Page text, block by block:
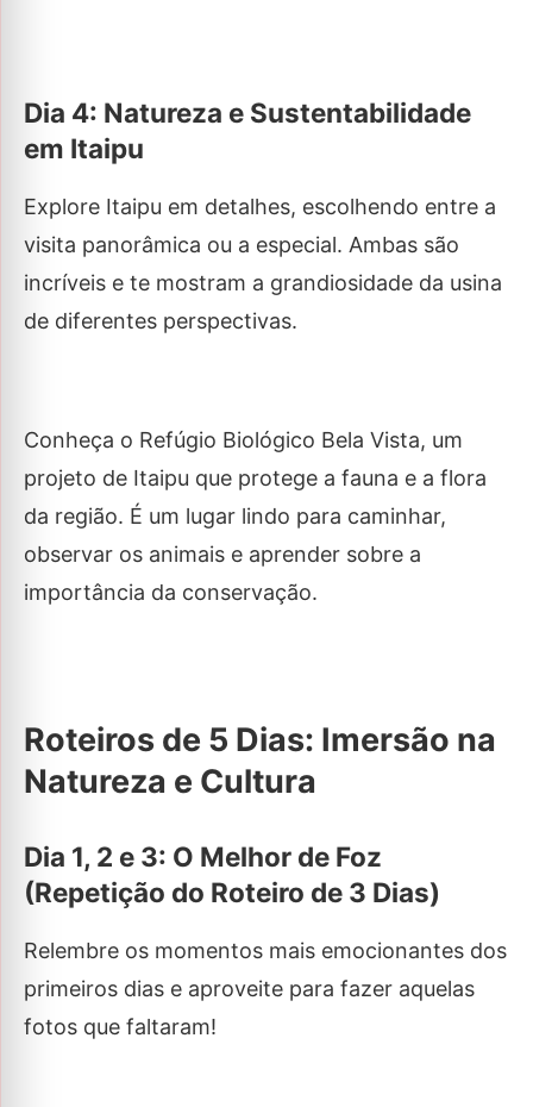
Dia 4: Natureza e Sustentabilidade
em Itaipu
Explore Itaipu em detalhes, escolhendo entre a
visita panorâmica ou a especial. Ambas são
incríveis e te mostram a grandiosidade da usina
de diferentes perspectivas.
Conheça o Refúgio Biológico Bela Vista, um
projeto de Itaipu que protege a fauna e a flora
da região. É um lugar lindo para caminhar,
observar os animais e aprender sobre a
importância da conservação.
Roteiros de 5 Dias: Imersão na
Natureza e Cultura
Dia 1, 2 e 3: O Melhor de Foz
(Repetição do Roteiro de 3 Dias)
Relembre os momentos mais emocionantes dos
primeiros dias e aproveite para fazer aquelas
fotos que faltaram!